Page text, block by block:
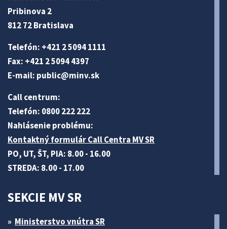
Pribinova 2
812 72 Bratislava
Telefón: +421 2 5094 1111
Fax: +421 2 5094 4397
E-mail: public@minv.sk
Call centrum:
Telefón: 0800 222 222
Nahlásenie problému:
Kontaktný formulár Call Centra MV SR
PO, UT, ŠT, PIA: 8.00 - 16.00
STREDA: 8.00 - 17.00
SEKCIE MV SR
Ministerstvo vnútra SR